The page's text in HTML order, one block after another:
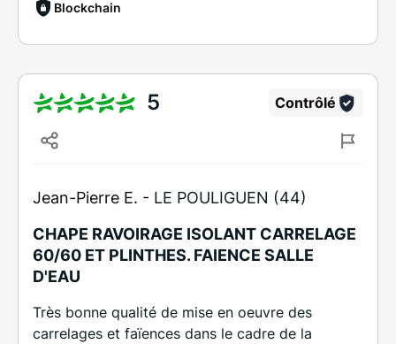
Blockchain
5 Contrôlé
Jean-Pierre E. - LE POULIGUEN (44)
CHAPE RAVOIRAGE ISOLANT CARRELAGE
60/60 ET PLINTHES. FAIENCE SALLE
D'EAU
Très bonne qualité de mise en oeuvre des
carrelages et faïences dans le cadre de la